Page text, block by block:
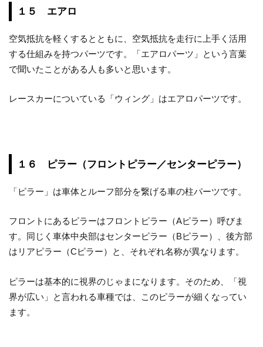
１５ エアロ
空気抵抗を軽くするとともに、空気抵抗を走行に上手く活用
する仕組みを持つパーツです。「エアロパーツ」という言葉
で聞いたことがある人も多いと思います。
レースカーについている「ウィング」はエアロパーツです。
１６ ピラー（フロントピラー／センターピラー）
「ピラー」は車体とルーフ部分を繋げる車の柱パーツです。
フロントにあるピラーはフロントピラー（Aピラー）呼びま
す。同じく車体中央部はセンターピラー（Bピラー）、後方部
はリアピラー（Cピラー）と、それぞれ名称が異なります。
ピラーは基本的に視界のじゃまになります。そのため、「視
界が広い」と言われる車種では、このピラーが細くなってい
ます。